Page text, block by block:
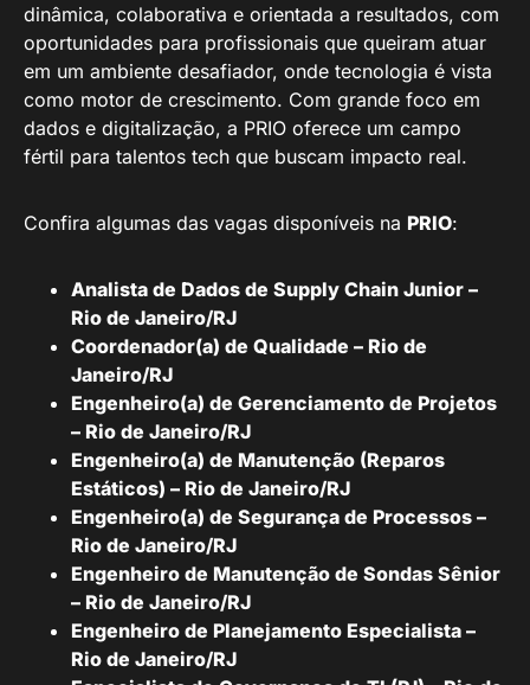
dinâmica, colaborativa e orientada a resultados, com
oportunidades para profissionais que queiram atuar
em um ambiente desafiador, onde tecnologia é vista
como motor de crescimento. Com grande foco em
dados e digitalização, a PRIO oferece um campo
fértil para talentos tech que buscam impacto real.
Confira algumas das vagas disponíveis na PRIO:
Analista de Dados de Supply Chain Junior –
Rio de Janeiro/RJ
Coordenador(a) de Qualidade – Rio de
Janeiro/RJ
Engenheiro(a) de Gerenciamento de Projetos
– Rio de Janeiro/RJ
Engenheiro(a) de Manutenção (Reparos
Estáticos) – Rio de Janeiro/RJ
Engenheiro(a) de Segurança de Processos –
Rio de Janeiro/RJ
Engenheiro de Manutenção de Sondas Sênior
– Rio de Janeiro/RJ
Engenheiro de Planejamento Especialista –
Rio de Janeiro/RJ